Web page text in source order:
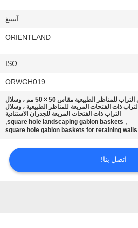
آنبينغ
ORIENTLAND
ISO
ORWGH019
سلال التراب للمناظر الطبيعية مقاس 50 × 50 مم ، وسلال
التراب ذات الفتحات المربعة للمناظر الطبيعية ، وسلال
التراب ذات الفتحات المربعة للجدران الاستنادية
,
square hole landscaping gabion baskets
,
square hole gabion baskets for retaining walls
اتصل بنا!